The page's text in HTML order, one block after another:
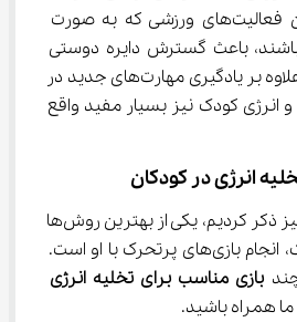
تکواندو و … است. این فعالیت‌های ورزشی که به صورت
و گروهی می‌باشند، باعث گسترش دایره دوستی
کودکان نیز می‌گردد و علاوه بر یادگیری مهارت‌های جدید در
انرژی کودک نیز بسیار مفید واقع
انرژی در کودکان
همان‌طور که پیش‌تر نیز ذکر کردیم، یکی از بهترین روش‌‌ها
برای تخلیه انرژی کودک، انجام بازی‌های پرتحرک با او است.
بازی مناسب برای تخلیه انرژی
همراه باشید.